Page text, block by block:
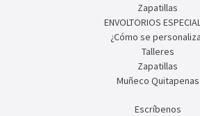
Zapatillas
ENVOLTORIOS
¿Cómo se
Talleres
Zapatillas
Muñeco Quitapenas
Escríbenos